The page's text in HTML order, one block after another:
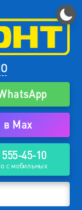
в Max
555-45-10
с мобильных